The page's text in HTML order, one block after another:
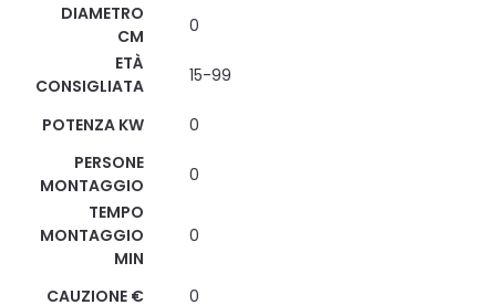
DIAMETRO
CM
0
ETÀ
CONSIGLIATA
15-99
POTENZA KW
0
PERSONE
MONTAGGIO
0
TEMPO
MONTAGGIO
MIN
0
CAUZIONE € 0